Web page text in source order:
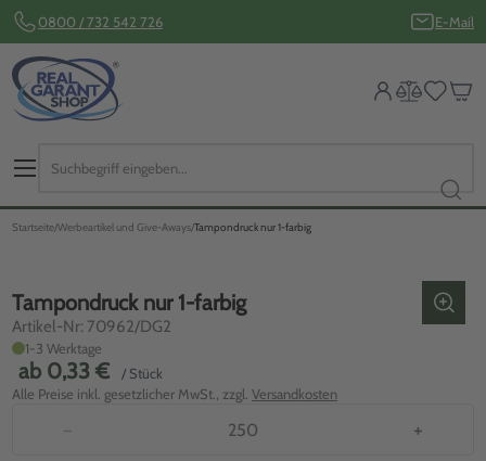
0800 / 732 542 726 E-Mail
Startseite Werbeartikel und Give-Aways Tampondruck nur 1-farbig
Tampondruck nur 1-farbig
Artikel-Nr: 70962/DG2
1-3 Werktage
ab 0,33 €
/ Stück
Alle Preise inkl. gesetzlicher MwSt., zzgl. Versandkosten
− +